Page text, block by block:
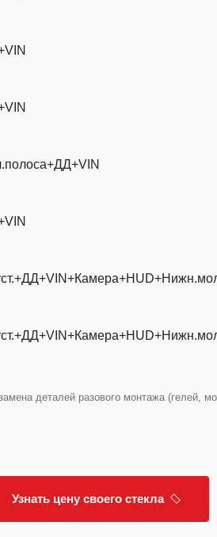
деталей разового монтажа (гелей,
Узнать цену своего стекла